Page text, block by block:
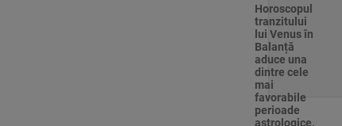
Horoscopul
tranzitului
lui Venus în
Balanță
aduce una
dintre cele
mai
favorabile
perioade
astrologice.